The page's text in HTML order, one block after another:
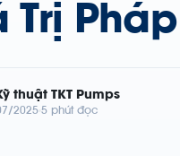
Trị
thuật TKT Pumps
2025 5 phút đọc